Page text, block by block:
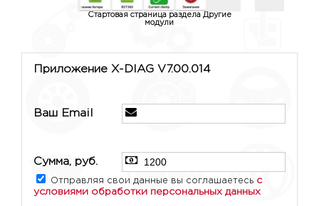
Стартовая страница раздела Другие
модули
Приложение X-DIAG V7.00.014
Ваш Email
Сумма, руб.
Отправляя свои данные вы соглашаетесь с
условиями обработки персональных данных